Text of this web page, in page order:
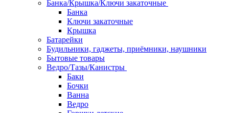
Банка/Крышка/Ключи закаточные
Банка
Ключи закаточные
Крышка
Батарейки
Будильники, гаджеты, приёмники, наушники
Бытовые товары
Ведро/Тазы/Канистры
Баки
Бочки
Ванна
Ведро